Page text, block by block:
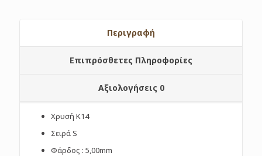
Περιγραφή
Επιπρόσθετες Πληροφορίες
Αξιολογήσεις 0
Χρυσή Κ14
Σειρά S
Φάρδος : 5,00mm